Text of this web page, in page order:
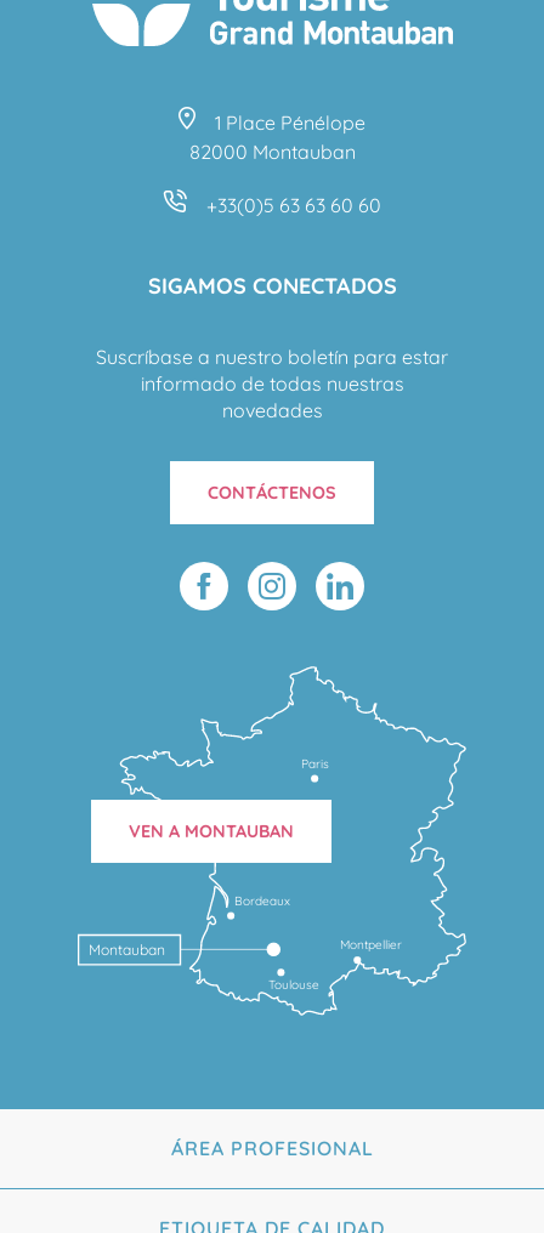
1 Place Pénélope
82000 Montauban
+33(0)5 63 63 60 60
SIGAMOS CONECTADOS
Suscríbase a nuestro boletín para estar
informado de todas nuestras
novedades
CONTÁCTENOS
Toulouse
Montpellier
Bordeaux
Montauban
Paris
VEN A MONTAUBAN
ÁREA PROFESIONAL